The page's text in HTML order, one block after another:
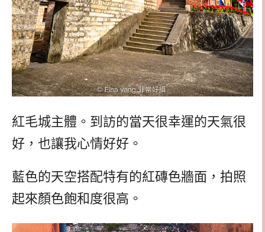
紅毛城主體。到訪的當天很幸運的天氣很
好，也讓我心情好好。
藍色的天空搭配特有的紅磚色牆面，拍照
起來顏色飽和度很高。